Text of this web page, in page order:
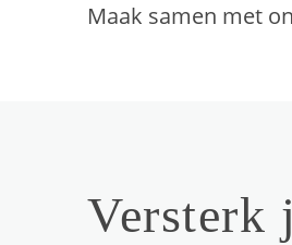
Maak samen met
Versterk